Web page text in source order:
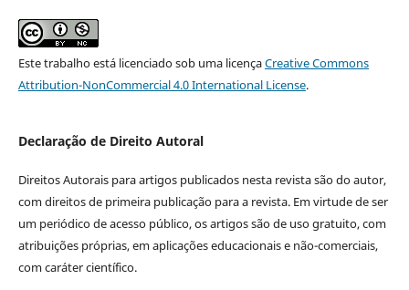
Este trabalho está licenciado sob uma licençaCreative Commons
Attribution-NonCommercial 4.0 International License.
Declaração de Direito Autoral
Direitos Autorais para artigos publicados nesta revista são do autor,
com direitos de primeira publicação para a revista. Em virtude de ser
um periódico de acesso público, os artigos são de uso gratuito, com
atribuições próprias, em aplicações educacionais e não-comerciais,
com caráter científico.